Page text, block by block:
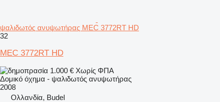
ψαλιδωτός ανυψωτήρας MEC 3772RT HD
32
MEC 3772RT HD
1.000 € Χωρίς ΦΠΑ
Δομικό όχημα - ψαλιδωτός ανυψωτήρας
2008
Ολλανδία, Budel